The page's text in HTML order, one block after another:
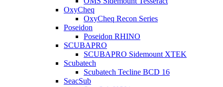
OxyCheq
OxyCheq Recon Series
Poseidon
Poseidon RHINO
SCUBAPRO
SCUBAPRO Sidemount XTEK
Scubatech
Scubatech Tecline BCD 16
SeacSub